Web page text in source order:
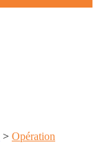
> Opération